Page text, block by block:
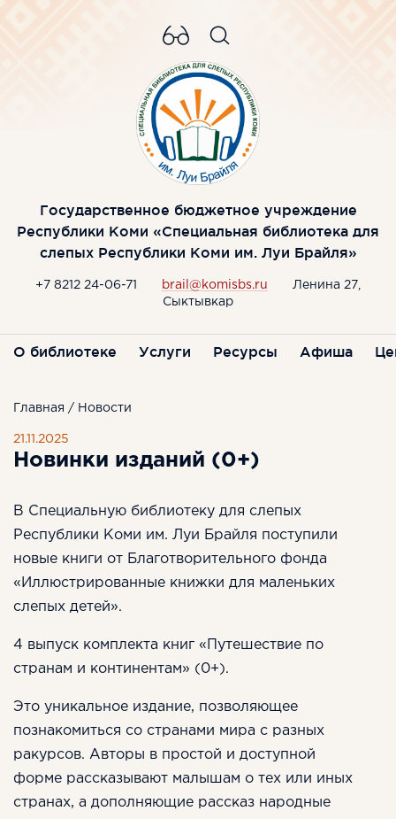
+7 8212 24-06-71 brail@komisbs.ru
Ленина 27,
Сыктывкар
Государственное бюджетное учреждение
Республики Коми «Специальная библиотека для
слепых Республики Коми им. Луи Брайля»
О библиотеке Услуги Ресурсы Афиша
Главная / Новости
21.11.2025
Новинки изданий (0+)
В Специальную библиотеку для слепых
Республики Коми им. Луи Брайля поступили
новые книги от Благотворительного фонда
«Иллюстрированные книжки для маленьких
слепых детей».
4 выпуск комплекта книг «Путешествие по
странам и континентам» (0+).
Это уникальное издание, позволяющее
познакомиться со странами мира с разных
ракурсов. Авторы в простой и доступной
форме рассказывают малышам о тех или иных
странах, а дополняющие рассказ народные